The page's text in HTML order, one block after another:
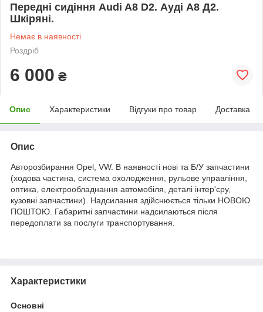
Передні сидіння Audi A8 D2. Ауді А8 Д2.
Шкіряні.
Немає в наявності
Роздріб
6 000 ₴
Опис Характеристики Відгуки про товар Доставка
Опис
Авторозбирання Opel, VW. В наявності нові та Б/У запчастини
(ходова частина, система охолодження, рульове управління,
оптика, електрообладнання автомобіля, деталі інтер'єру,
кузовні запчастини). Надсилання здійснюється тільки НОВОЮ
ПОШТОЮ. Габаритні запчастини надсилаються після
передоплати за послуги транспортування.
Характеристики
Основні